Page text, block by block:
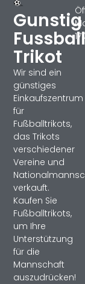
Gunstig
Trikot
Wir sind ein
günstiges
Einkaufszentrum
für
Fußballtrikots,
das Trikots
verschiedener
Vereine und
verkauft.
Kaufen Sie
Fußballtrikots,
um Ihre
Unterstützung
für die
Mannschaft
auszudrücken!